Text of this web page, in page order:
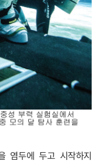
염두에 두고 시작하지